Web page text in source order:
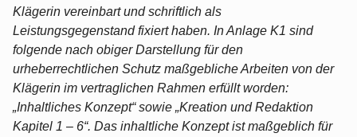
Klägerin vereinbart und schriftlich als
Leistungsgegenstand fixiert haben. In Anlage K1 sind
folgende nach obiger Darstellung für den
urheberrechtlichen Schutz maßgebliche Arbeiten von der
Klägerin im vertraglichen Rahmen erfüllt worden:
„Inhaltliches Konzept“ sowie „Kreation und Redaktion
Kapitel 1 – 6“. Das inhaltliche Konzept ist maßgeblich für